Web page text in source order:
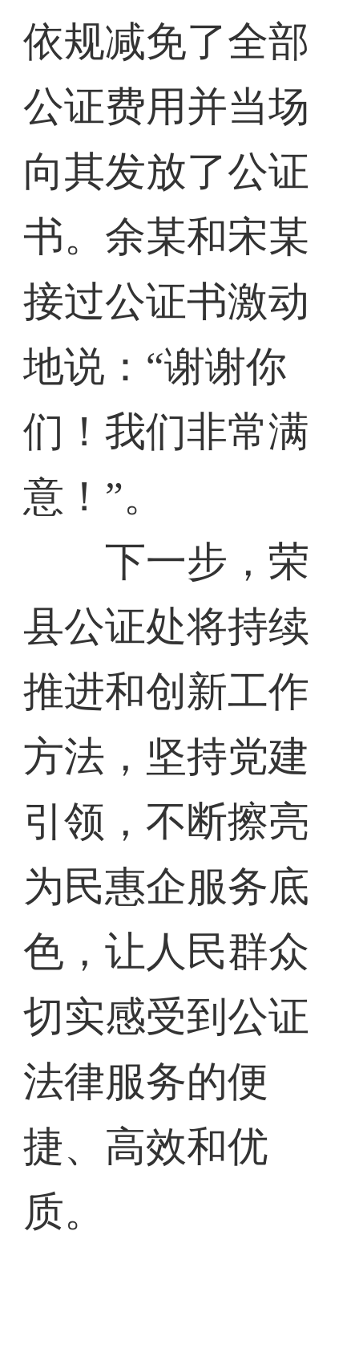
依规减免了全部
公证费用并当场
向其发放了公证
书。余某和宋某
接过公证书激动
地说：“谢谢你
们！我们非常满
意！”。
下一步，荣
县公证处将持续
推进和创新工作
方法，坚持党建
引领，不断擦亮
为民惠企服务底
色，让人民群众
切实感受到公证
法律服务的便
捷、高效和优
质。